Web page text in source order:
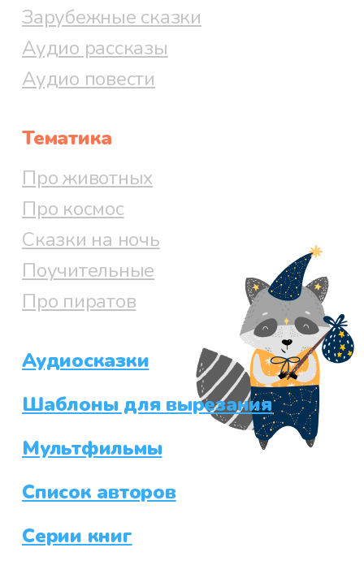
Зарубежные сказки
Аудио рассказы
Аудио повести
Тематика
Про животных
Про космос
Сказки на ночь
Поучительные
Про пиратов
Аудиосказки
Шаблоны для вырезания
Мультфильмы
Список авторов
Серии книг